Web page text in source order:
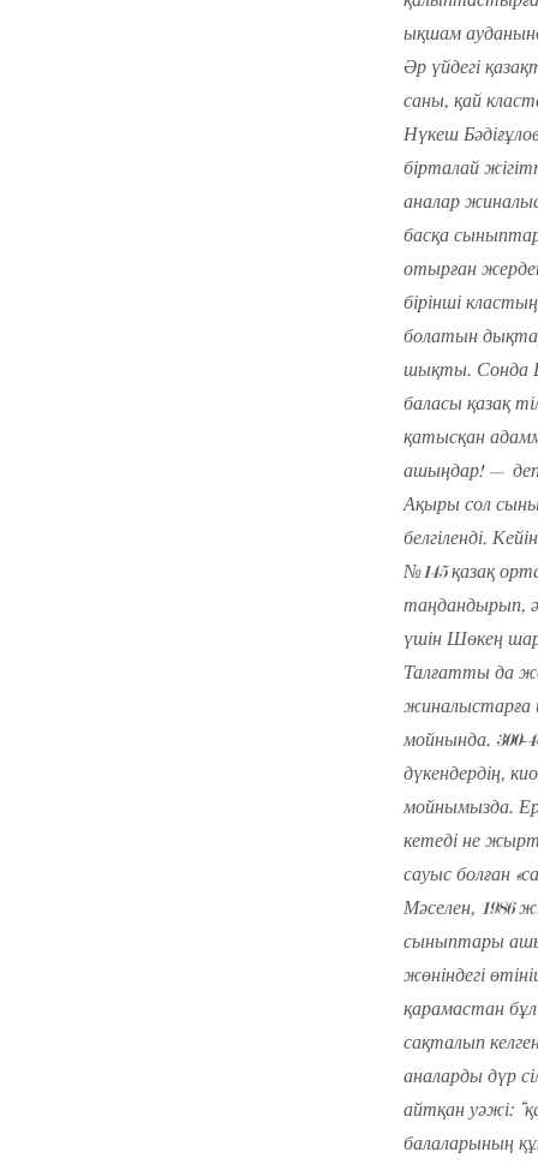
ықшам
Әр үйдегі
саны, қай
Нүкеш
бірталай
аналар
басқа
отырған
бірінші
болатын
шықты. Сонда
баласы қазақ
қатысқан
ашыңдар! — деп
Ақыры сол
белгіленді.
№145 қазақ
таңдандырып,
үшін Шөкең
Талғатты да
жиналыстарға
мойнында. 300-
дүкендердің,
мойнымызда.
кетеді не
сауыс болған
Мәселен, 1986
сыныптары
жөніндегі
қарамастан
сақталып
аналарды дүр
айтқан уәжі:
балаларының